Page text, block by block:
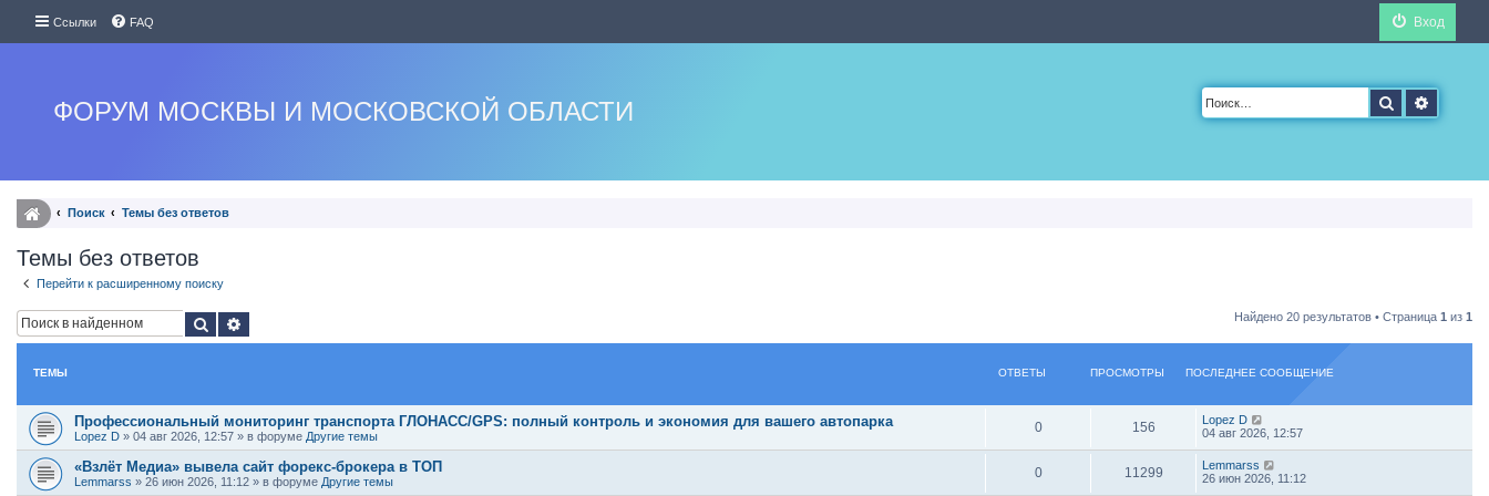
Ссылки FAQ Вход
ФОРУМ МОСКВЫ И МОСКОВСКОЙ ОБЛАСТИ Поиск
Поиск Темы без ответов
Темы без ответов
Перейти к расширенному поиску
Поиск Найдено 20 результатов • Страница 1 из 1
ТЕМЫ ОТВЕТЫ ПРОСМОТРЫ ПОСЛЕДНЕЕ СООБЩЕНИЕ
Профессиональный мониторинг транспорта ГЛОНАСС/GPS: полный контроль и экономия для вашего автопарка
Lopez D » 04 авг 2026, 12:57 » в форуме Другие темы
0 156
Lopez D
04 авг 2026, 12:57
«Взлёт Медиа» вывела сайт форекс-брокера в ТОП
Lemmarss » 26 июн 2026, 11:12 » в форуме Другие темы
0 11299
Lemmarss
26 июн 2026, 11:12